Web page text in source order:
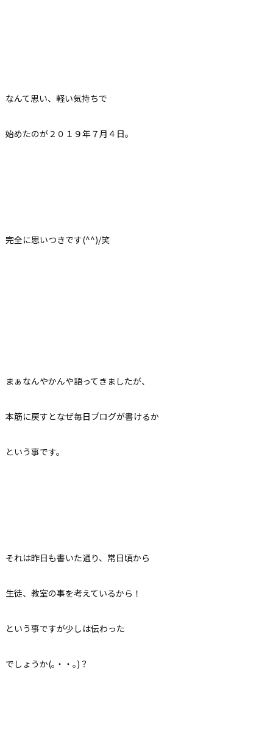
なんて思い、軽い気持ちで
始めたのが２０１９年７月４日。
完全に思いつきです(^^)/笑
まぁなんやかんや語ってきましたが、
本筋に戻すとなぜ毎日ブログが書けるか
という事です。
それは昨日も書いた通り、常日頃から
生徒、教室の事を考えているから！
という事ですが少しは伝わった
でしょうか(｡・・｡)？